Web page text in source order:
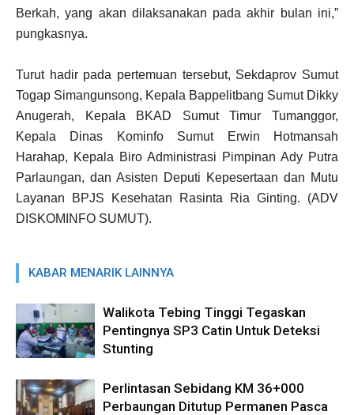
Berkah, yang akan dilaksanakan pada akhir bulan ini,”
pungkasnya.
Turut hadir pada pertemuan tersebut, Sekdaprov Sumut
Togap Simangunsong, Kepala Bappelitbang Sumut Dikky
Anugerah, Kepala BKAD Sumut Timur Tumanggor,
Kepala Dinas Kominfo Sumut Erwin Hotmansah
Harahap, Kepala Biro Administrasi Pimpinan Ady Putra
Parlaungan, dan Asisten Deputi Kepesertaan dan Mutu
Layanan BPJS Kesehatan Rasinta Ria Ginting. (ADV
DISKOMINFO SUMUT).
KABAR MENARIK LAINNYA
Walikota Tebing Tinggi Tegaskan
Pentingnya SP3 Catin Untuk Deteksi
Stunting
Perlintasan Sebidang KM 36+000
Perbaungan Ditutup Permanen Pasca